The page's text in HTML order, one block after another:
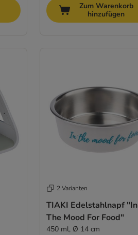
Zum Warenkorb
hinzufügen
2 Varianten
TIAKI Edelstahlnapf "In
The Mood For Food"
450 ml, Ø 14 cm